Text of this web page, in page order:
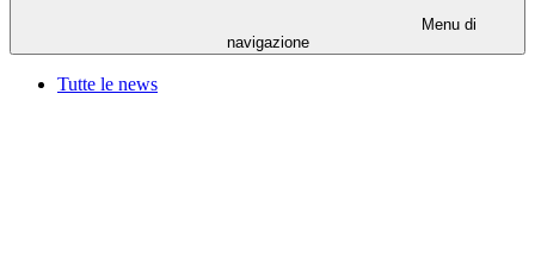
Menu di
navigazione
Tutte le news